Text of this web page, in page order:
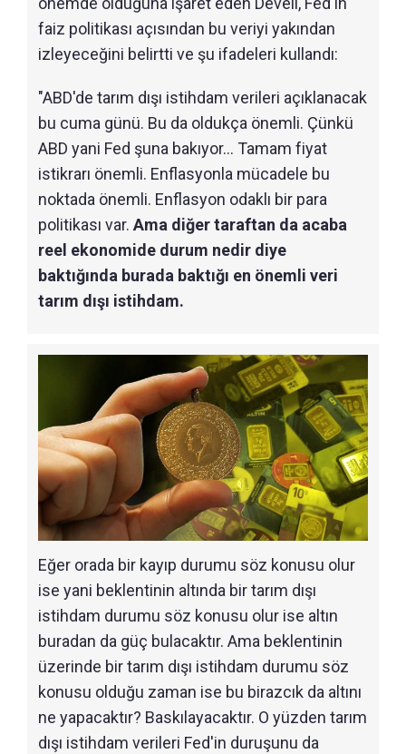
faiz politikası açısından bu veriyi yakından
izleyeceğini belirtti ve şu ifadeleri kullandı:
"ABD'de tarım dışı istihdam verileri açıklanacak
bu cuma günü. Bu da oldukça önemli. Çünkü
ABD yani Fed şuna bakıyor... Tamam fiyat
istikrarı önemli. Enflasyonla mücadele bu
noktada önemli. Enflasyon odaklı bir para
politikası var. Ama diğer taraftan da acaba
reel ekonomide durum nedir diye
baktığında burada baktığı en önemli veri
tarım dışı istihdam.
Eğer orada bir kayıp durumu söz konusu olur
ise yani beklentinin altında bir tarım dışı
istihdam durumu söz konusu olur ise altın
buradan da güç bulacaktır. Ama beklentinin
üzerinde bir tarım dışı istihdam durumu söz
konusu olduğu zaman ise bu birazcık da altını
ne yapacaktır? Baskılayacaktır. O yüzden tarım
dışı istihdam verileri Fed'in duruşunu da